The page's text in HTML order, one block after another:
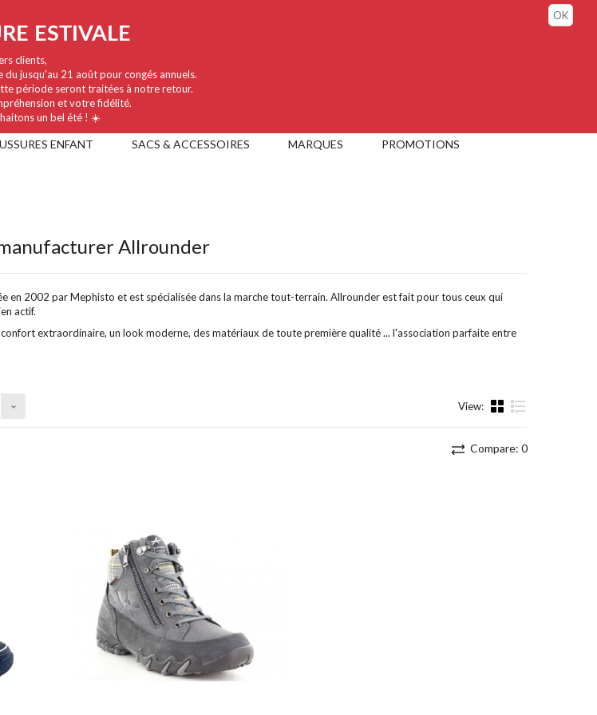
ENFANT SACS & ACCESSOIRES MARQUES PROMOTIONS
ESTIVALE
clients,
jusqu'au 21 août pour congés annuels.
période seront traitées à notre retour.
et votre fidélité.
un bel été ! ☀️
OK
Allrounder
en 2002 par Mephisto et est spécialisée dans la marche tout-terrain. Allrounder est fait pour tous ceux qui
actif.
extraordinaire, un look moderne, des matériaux de toute première qualité ... l'association parfaite entre
View:
List
Compare: 0